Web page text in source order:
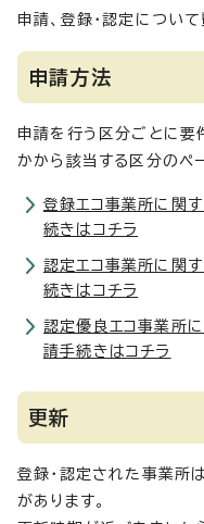
申請、登録・認定につい
申請方法
申請を行う区分ごとに要
かから該当する区分のペ
登録エコ事業所に関す
続きはコチラ
認定エコ事業所に関す
続きはコチラ
認定優良エコ事業所に
請手続きはコチラ
更新
登録・認定された事業所
があります。